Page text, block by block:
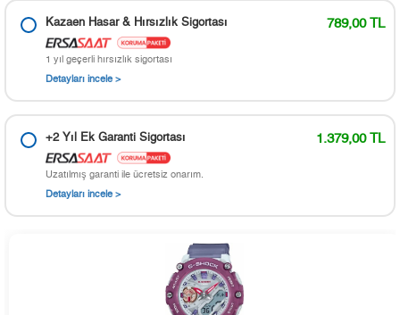
Kazaen Hasar & Hırsızlık Sigortası 789,00 TL
1 yıl geçerli hırsızlık sigortası
Detayları incele >
+2 Yıl Ek Garanti Sigortası 1.379,00 TL
Uzatılmış garanti ile ücretsiz onarım.
Detayları incele >